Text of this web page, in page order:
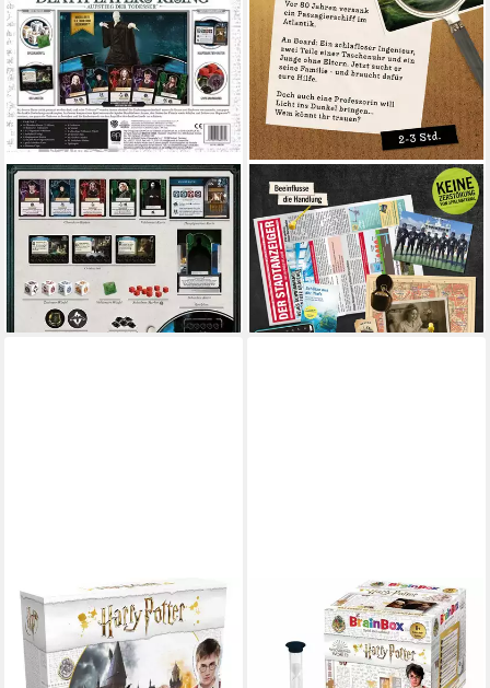
KOSMOS
Spiel Harry Potter: Death
Eaters Rising - Aufstieg der
Todesser
ab 33,99 €
leider ausverkauft
HIDDEN GAMES TATORT
Spiel Schatten der Zeit
24,90 €
lieferbar - in 4-5 Werktagen bei dir